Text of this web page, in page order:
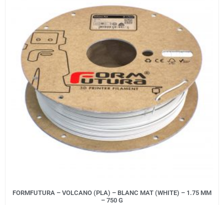
FORMFUTURA – VOLCANO (PLA) – BLANC MAT (WHITE) – 1.75 MM
– 750 G